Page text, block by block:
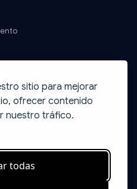
sitio para mejorar
ofrecer contenido
nuestro tráfico.
todas